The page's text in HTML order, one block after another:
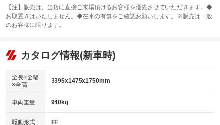
：装備あり
サンルーフ
：装備なし ABS
リフトアップ
：装備なし
：装備なし
パワーウィンドウ
アイドリングストップ
：装備あり
USB入力端子
カーナビ：SDナビ
：装備あり
TV：ワンセグ
：装備あり
ビジュアル：-／DVD再生
：装備あり
：装備あり
革シート
キーレス
【注】販売は、当店に直接ご来場頂けるお客様を優先させていただきます。◆
お取置きはいたしません。◆在庫の有無をご確認お願いします。※販売は一般
のお客様に限ります。
カタログ情報(新車時)
全長×全幅
×全高
3395x1475x1750mm
車両重量 940kg
駆動形式 FF